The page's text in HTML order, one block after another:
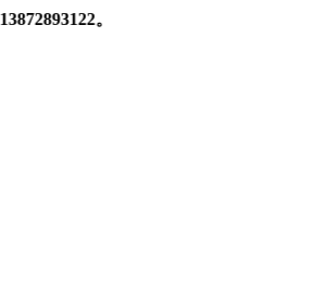
。